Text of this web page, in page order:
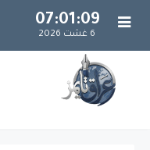
07:01:09
6 غشت 2026